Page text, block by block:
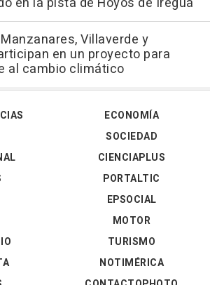
Villaverde y
en un proyecto para
al cambio climático
ECONOMÍA
SOCIEDAD
CIENCIAPLUS
PORTALTIC
EPSOCIAL
MOTOR
TURISMO
NOTIMÉRICA